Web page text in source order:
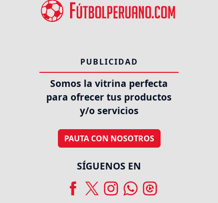
PUBLICIDAD
Somos la vitrina perfecta
para ofrecer tus productos
y/o servicios
PAUTA CON NOSOTROS
SÍGUENOS EN